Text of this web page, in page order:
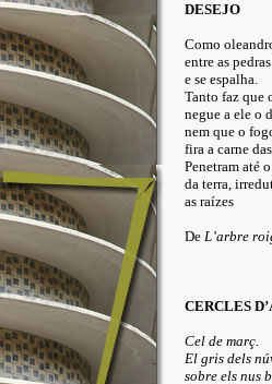
DESEJO
Como
entre as
e se espalha.
Tanto faz que
negue a ele o
nem que o
fira a carne
Penetram até
da terra,
as raízes
De L’arbre
CERCLES
Cel de març.
El gris dels
sobre els nus